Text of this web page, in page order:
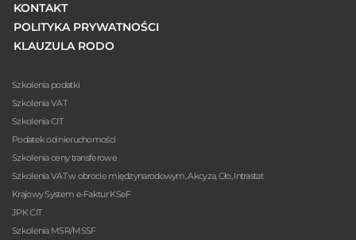
KONTAKT
POLITYKA PRYWATNOŚCI
KLAUZULA RODO
Szkolenia podatki
Szkolenia VAT
Szkolenia CIT
Podatek od nieruchomości
Szkolenia ceny transferowe
Szkolenia VAT w obrocie międzynarodowym, Akcyza, Cło, Intrastat
Krajowy System e-Faktur KSeF
JPK CIT
Szkolenia MSR/MSSF